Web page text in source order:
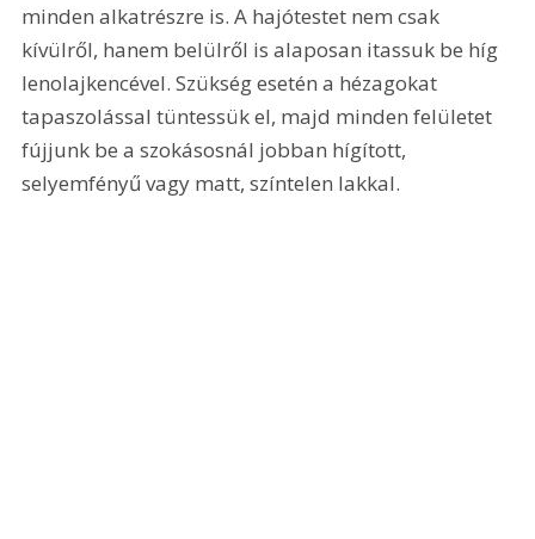
minden alkatrészre is. A hajótestet nem csak
kívülről, hanem belülről is alaposan itassuk be híg
lenolajkencével. Szükség esetén a hézagokat
tapaszolással tüntessük el, majd minden felületet
fújjunk be a szokásosnál jobban hígított,
selyemfényű vagy matt, színtelen lakkal.